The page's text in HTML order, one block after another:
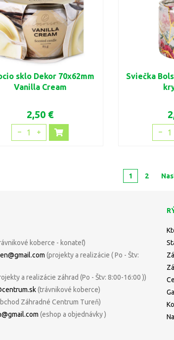
sklo Dekor 70x62mm
Vanilla Cream
2,50 €
1
Sviečka
1
1 2
koberce - konateľ)
(projekty a realizácie ( Po - Štv:
a realizácie záhrad (Po - Štv: 8:00-16:00 ))
(trávnikové koberce)
Záhradné Centrum Tureň)
(eshop a objednávky )